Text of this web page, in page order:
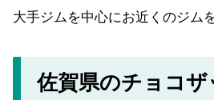
大手ジムを中心にお近くのジム
佐賀県のチョコ